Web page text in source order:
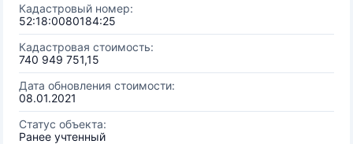
Кадастровый номер:
52:18:0080184:25
Кадастровая стоимость:
740 949 751,15
Дата обновления стоимости:
08.01.2021
Статус объекта:
Ранее учтенный